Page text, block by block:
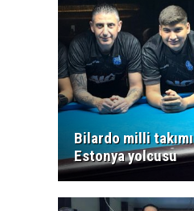
Bilardo milli takımı
Estonya yolcusu